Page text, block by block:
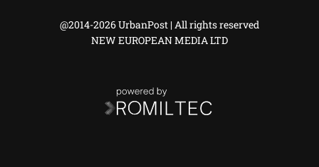
@2014-2026 UrbanPost | All rights reserved
NEW EUROPEAN MEDIA LTD